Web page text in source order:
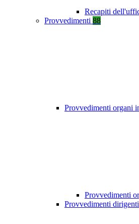
Recapiti
Provvedimenti 88
Provvedimenti organi
Provvedimenti
Provvedimenti